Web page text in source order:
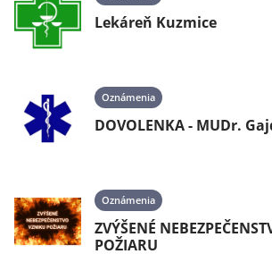
Lekáreň Kuzmice
Oznámenia
DOVOLENKA - MUDr.
Oznámenia
ZVÝŠENÉ
POŽIARU